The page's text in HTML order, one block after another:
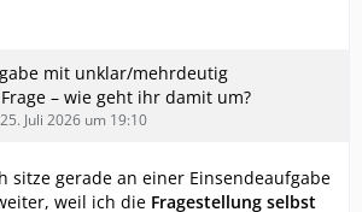
mit unklar/mehrdeutig
– wie geht ihr damit um?
25. Juli 2026 um 19:10
sitze gerade an einer Einsendeaufgabe
weil ich die Fragestellung selbst